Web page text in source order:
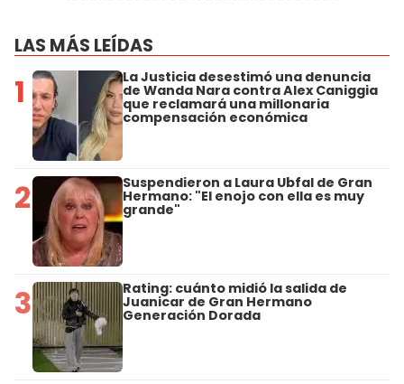
LAS MÁS LEÍDAS
1 La Justicia desestimó una denuncia
de Wanda Nara contra Alex Caniggia
que reclamará una millonaria
compensación económica
2 Suspendieron a Laura Ubfal de Gran
Hermano: "El enojo con ella es muy
grande"
3 Rating: cuánto midió la salida de
Juanicar de Gran Hermano
Generación Dorada